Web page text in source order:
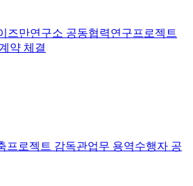
즈만연구소 공동협력연구프로젝트
약 체결
프로젝트 감독관업무 용역수행자 공